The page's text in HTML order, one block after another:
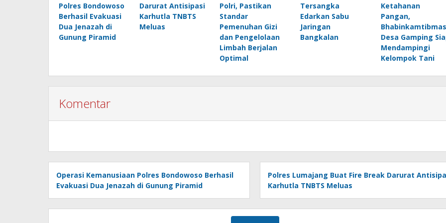
Polres Bondowoso
Berhasil Evakuasi
Dua Jenazah di
Gunung Piramid
Darurat Antisipasi
Karhutla TNBTS
Meluas
Polri, Pastikan
Standar
Pemenuhan Gizi
dan Pengelolaan
Limbah Berjalan
Optimal
Tersangka
Edarkan Sabu
Jaringan
Bangkalan
Ketahanan
Pangan,
Bhabinkamtibmas
Desa Gamping
Mendampingi
Kelompok Tani
Komentar
Operasi Kemanusiaan Polres Bondowoso Berhasil
Evakuasi Dua Jenazah di Gunung Piramid
Polres Lumajang Buat Fire Break Darurat
Karhutla TNBTS Meluas